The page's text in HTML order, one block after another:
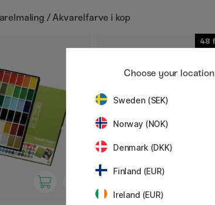
/ Akvarelfarve i kop
48
Choose your location
Sweden (SEK)
Norway (NOK)
Denmark (DKK)
Finland (EUR)
Ireland (EUR)